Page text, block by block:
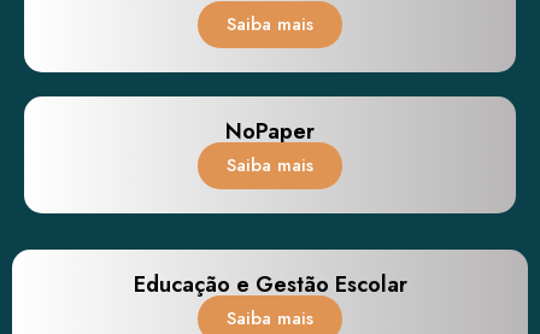
Saiba mais
NoPaper
Saiba mais
Educação e Gestão Escolar
Saiba mais